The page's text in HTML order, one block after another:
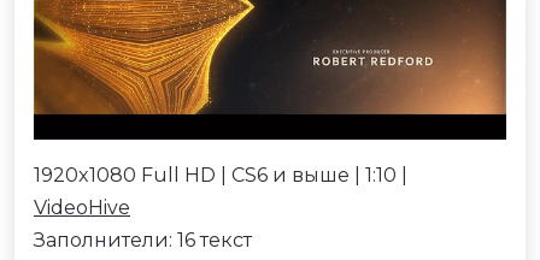
1920x1080 Full HD | CS6 и выше | 1:10 |
VideoHive
Заполнители: 16 текст